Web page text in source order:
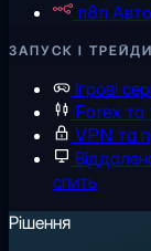
n8n
ЗАПУСК І
Ігрові
Forex та
VPN та
спить
Рішення